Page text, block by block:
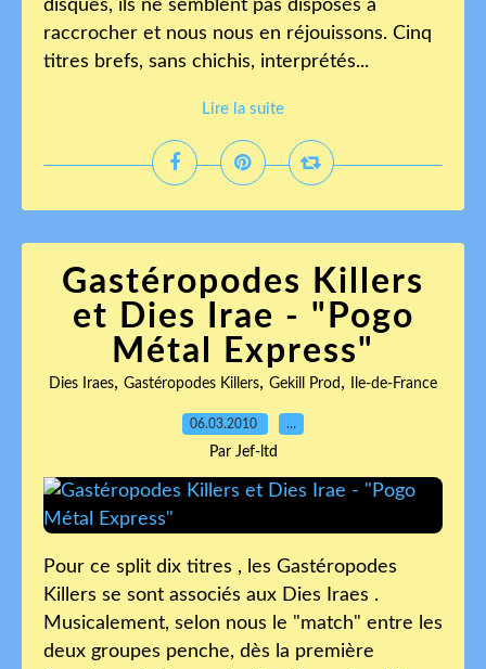
disques, ils ne semblent pas disposés à
raccrocher et nous nous en réjouissons. Cinq
titres brefs, sans chichis, interprétés...
Lire la suite
Gastéropodes Killers
et Dies Irae - "Pogo
Métal Express"
Dies Iraes, Gastéropodes Killers, Gekill Prod , Ile-de-France
06.03.2010 …
Par Jef-ltd
Pour ce split dix titres , les Gastéropodes
Killers se sont associés aux Dies Iraes .
Musicalement, selon nous le "match" entre les
deux groupes penche, dès la première